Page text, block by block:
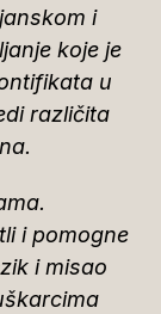
i
koje je
u
različita
i pomogne
i misao